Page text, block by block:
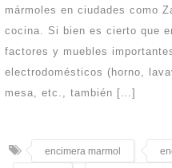
mármoles en ciudades como
cocina. Si bien es cierto que
factores y muebles
electrodomésticos (horno,
mesa, etc., también […]
encimera marmol